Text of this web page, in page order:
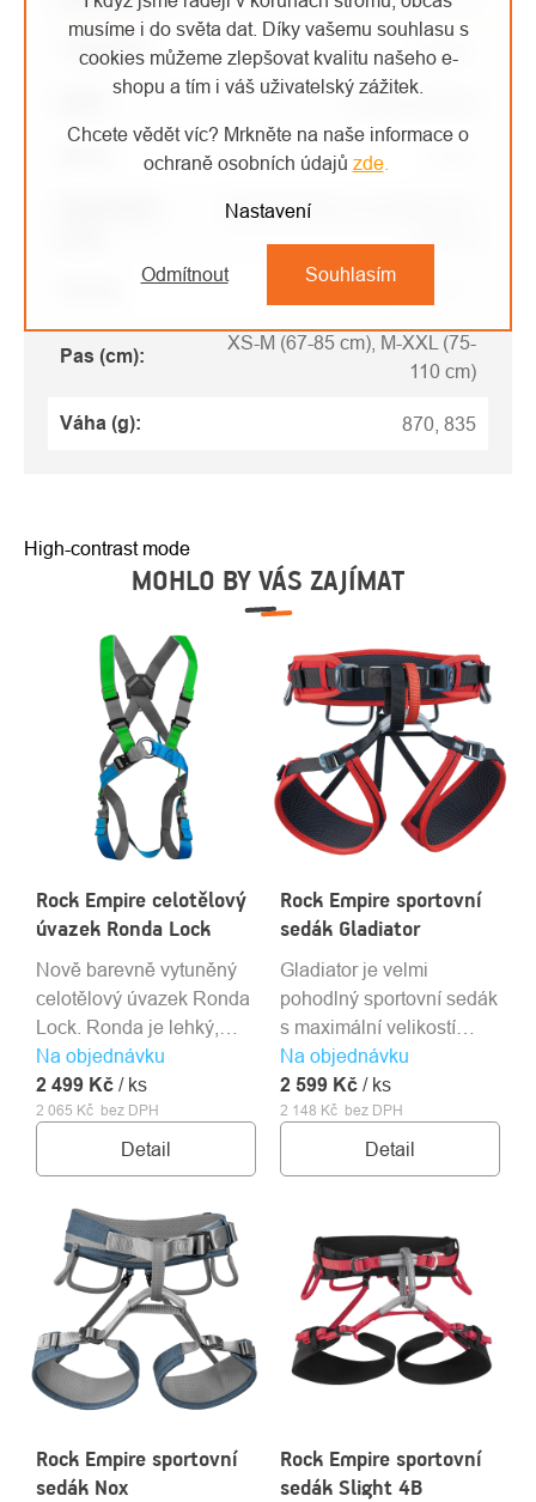
musíme i do světa dat. Díky vašemu souhlasu s
cookies můžeme zlepšovat kvalitu našeho e-
shopu a tím i váš uživatelský zážitek.
Chcete vědět víc? Mrkněte na naše informace o
ochraně osobních údajů zde.
Nastavení
Odmítnout Souhlasím
Kategorie : Úvazky
XS-M (48-60 cm), M-XXL (53-
Pas (cm):
XS-M (67-85 cm), M-XXL (75-
110 cm)
Váha (g): 870, 835
High-contrast mode
MOHLO BY VÁS ZAJÍMAT
Rock Empire celotělový
úvazek Ronda Lock
Na objednávku
2 065 Kč bez DPH
2 499 Kč / ks
Detail
Nově barevně vytuněný
celotělový úvazek Ronda
Lock. Ronda je lehký,
celotělový sportovní a
pracovní úvazek vhodný
pro via ferraty, lanové
parky, začínající a
pokročilé horolezce a pro
Rock Empire sportovní
sedák Gladiator
Na objednávku
2 148 Kč bez DPH
2 599 Kč / ks
Detail
Gladiator je velmi
pohodlný sportovní sedák
s maximální velikostí
polstrování, širokým
pásem i nohavičkami a
extra výztuhou v bederní
část zad. Úvazek je
určený pro vícedélkové
odolných materiálů a
tradiční osvědčené
konstrukce úvazku
zajišťují jeho dlouhou
životnost a spolehlivost i
náročných velkých stěn,
ale i ve visu a při
Rock Empire sportovní
sedák Nox
Rock Empire sportovní
sedák Slight 4B